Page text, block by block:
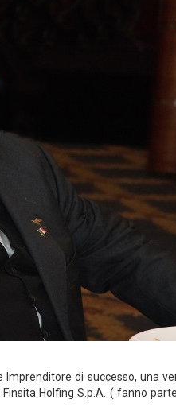
Imprenditore di successo, una
Holfing S.p.A. ( fanno